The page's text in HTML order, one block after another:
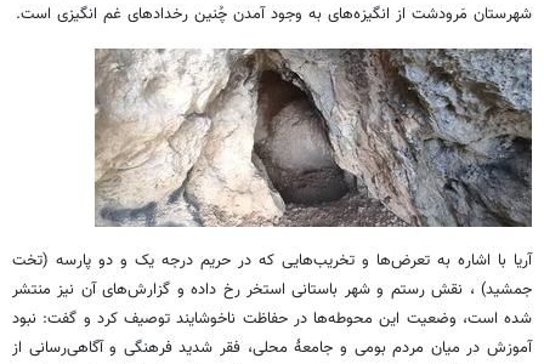
شهرستان مَرودشت از انگیزه‌های به وجود آمدن چُنین رخدادهای غم انگیزی است.
آریا با اشاره به تعرض‌ها و تخریب‌هایی که در حریم درجه یک و دو پارسه (تخت
جمشید) ، نقش رستم و شهر باستانی استخر رخ داده و گزارش‌های آن نیز منتشر
شده است، وضعیت این محوطه‌ها در حفاظت ناخوشایند توصیف کرد و گفت: نبود
آموزش در میان مردم بومی و جامعۀ محلی، فقر شدید فرهنگی و آگاهی‌رسانی از